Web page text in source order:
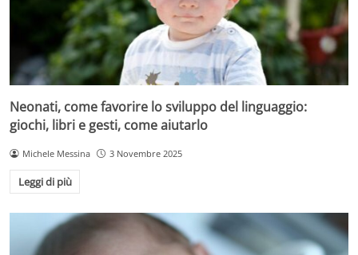
Neonati, come favorire lo sviluppo del linguaggio:
giochi, libri e gesti, come aiutarlo
Michele Messina 3 Novembre 2025
Leggi di più